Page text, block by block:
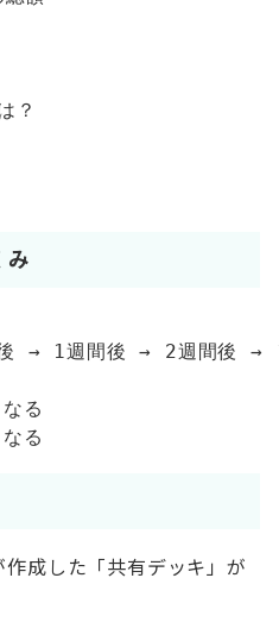
？
み
→ 1週間後 → 2週間後
る
成した「共有デッキ」が